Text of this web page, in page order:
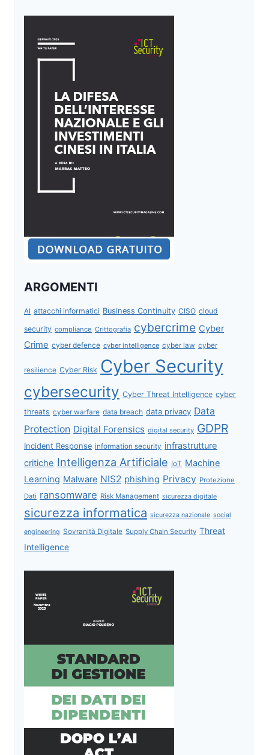
ARGOMENTI
AI attacchi informatici Business Continuity CISO cloud
security compliance Crittografia cybercrime Cyber
Crime cyber defence cyber intelligence cyber law cyber
resilience Cyber Risk Cyber Security
cybersecurity Cyber Threat Intelligence cyber
threats cyber warfare data breach data privacy Data
Protection Digital Forensics digital security GDPR
Incident Response information security infrastrutture
critiche Intelligenza Artificiale IoT Machine
Learning Malware NIS2 phishing Privacy Protezione
Dati ransomware Risk Management sicurezza digitale
sicurezza informatica sicurezza nazionale social
engineering Sovranità Digitale Supply Chain Security Threat
Intelligence